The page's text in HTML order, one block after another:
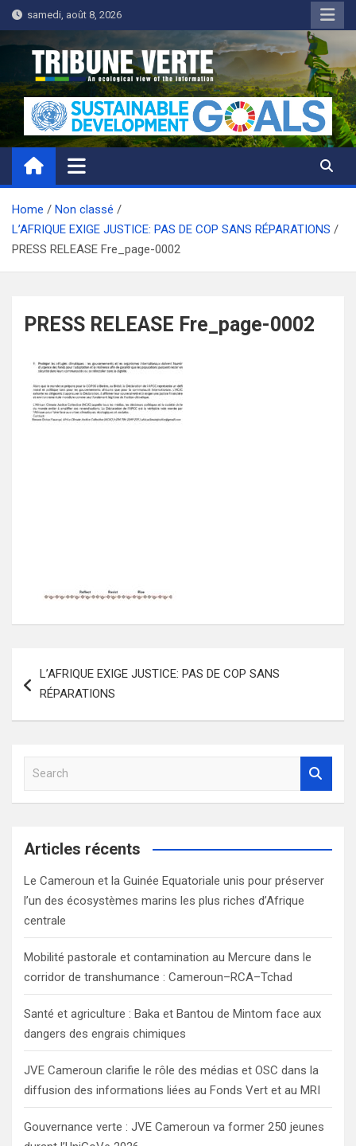
Skip
to
content
samedi, août 8, 2026
Tribune Verte
Un regard écologique de l'information
Home
Non classé
L’AFRIQUE EXIGE JUSTICE: PAS DE COP SANS RÉPARATIONS
PRESS RELEASE Fre_page-0002
PRESS RELEASE Fre_page-0002
de
L’AFRIQUE EXIGE JUSTICE: PAS DE COP SANS
RÉPARATIONS
a
c
Articles récents
Le Cameroun et la Guinée Equatoriale unis pour préserver
l’un des écosystèmes marins les plus riches d’Afrique
centrale
Mobilité pastorale et contamination au Mercure dans le
corridor de transhumance : Cameroun–RCA–Tchad
Santé et agriculture : Baka et Bantou de Mintom face aux
dangers des engrais chimiques
JVE Cameroun clarifie le rôle des médias et OSC dans la
diffusion des informations liées au Fonds Vert et au MRI
Gouvernance verte : JVE Cameroun va former 250 jeunes